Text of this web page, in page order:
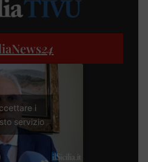
24
i
servizio